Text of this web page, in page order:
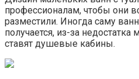
профессионалам, чтобы они
разместили. Иногда саму
получается, из-за недостатка
ставят душевые кабины.